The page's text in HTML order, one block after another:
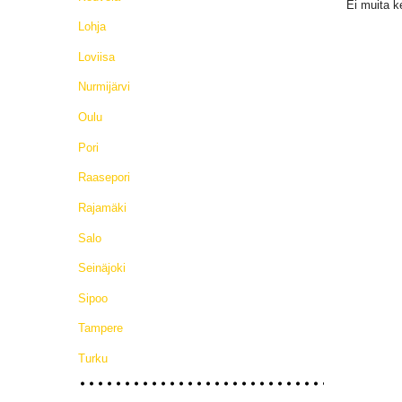
Ei muita
Lohja
Loviisa
Nurmijärvi
Oulu
Pori
Raasepori
Rajamäki
Salo
Seinäjoki
Sipoo
Tampere
Turku